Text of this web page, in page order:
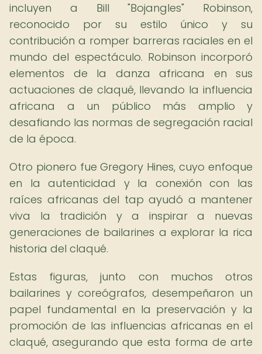
incluyen a Bill "Bojangles" Robinson,
reconocido por su estilo único y su
contribución a romper barreras raciales en el
mundo del espectáculo. Robinson incorporó
elementos de la danza africana en sus
actuaciones de claqué, llevando la influencia
africana a un público más amplio y
desafiando las normas de segregación racial
de la época.
Otro pionero fue Gregory Hines, cuyo enfoque
en la autenticidad y la conexión con las
raíces africanas del tap ayudó a mantener
viva la tradición y a inspirar a nuevas
generaciones de bailarines a explorar la rica
historia del claqué.
Estas figuras, junto con muchos otros
bailarines y coreógrafos, desempeñaron un
papel fundamental en la preservación y la
promoción de las influencias africanas en el
claqué, asegurando que esta forma de arte